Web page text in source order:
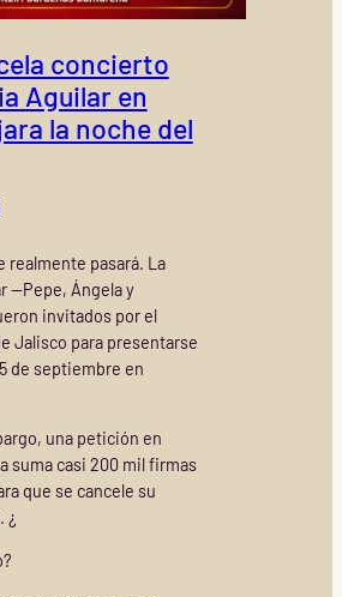
concierto
Aguilar en
la noche del
realmente pasará. La
—Pepe, Ángela y
invitados por el
Jalisco para presentarse
de septiembre en
una petición en
suma casi 200 mil firmas
que se cancele su
¿